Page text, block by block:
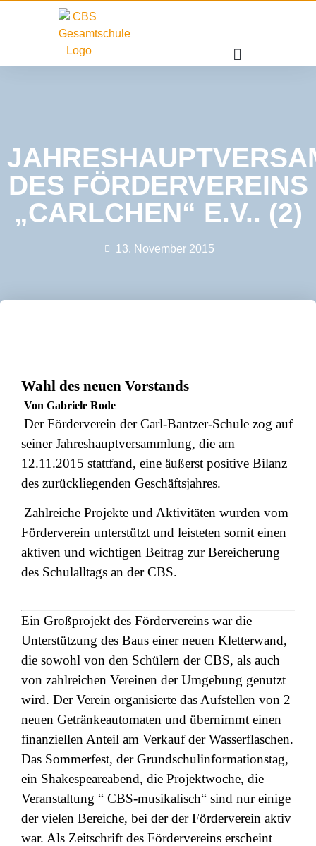
DES FÖRDERVEREINS
„CARLCHEN“ E.V.. (2)
13. November 2015
Wahl des neuen Vorstands
Von Gabriele Rode
Der Förderverein der Carl-Bantzer-Schule zog auf
seiner Jahreshauptversammlung, die am
12.11.2015 stattfand, eine äußerst positive Bilanz
des zurückliegenden Geschäftsjahres.
Zahlreiche Projekte und Aktivitäten wurden vom
Förderverein unterstützt und leisteten somit einen
aktiven und wichtigen Beitrag zur Bereicherung
des Schulalltags an der CBS.
Ein Großprojekt des Fördervereins war die
Unterstützung des Baus einer neuen Kletterwand,
die sowohl von den Schülern der CBS, als auch
von zahlreichen Vereinen der Umgebung genutzt
wird. Der Verein organisierte das Aufstellen von 2
neuen Getränkeautomaten und übernimmt einen
finanziellen Anteil am Verkauf der Wasserflaschen.
Das Sommerfest, der Grundschulinformationstag,
ein Shakespeareabend, die Projektwoche, die
Veranstaltung “ CBS-musikalisch“ sind nur einige
der vielen Bereiche, bei der der Förderverein aktiv
war. Als Zeitschrift des Fördervereins erscheint